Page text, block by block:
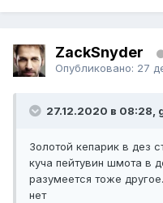
ZackSnyder
Опубликовано: 27
27.12.2020 в 08:28,
Золотой кепарик в дез
куча пейтувин шмота в
разумеется тоже
нет